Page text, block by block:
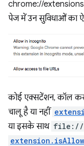
chrome://extensions
पेज में उन सुविधाओं का
कोई एक्सटेंशन, कॉल
चालू है या नहीं
या इसके साथ file://